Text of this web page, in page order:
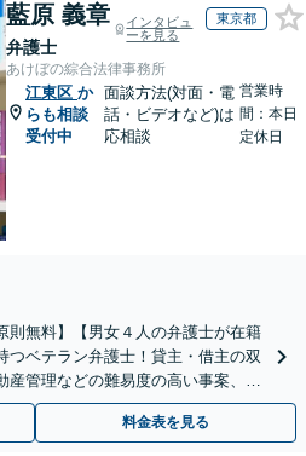
藍原 義章
弁護士
インタビュ
ーを見る
東京都
あけぼの綜合法律事務所
江東区 か
らも相談
受付中
面談方法(対面・電
話・ビデオなど)は
応相談
営業時
間：本日
定休日
則無料】【男女４人の弁護士が在籍
つベテラン弁護士！貸主・借主の双
産管理などの難易度の高い事案、不
上】
料金表を見る